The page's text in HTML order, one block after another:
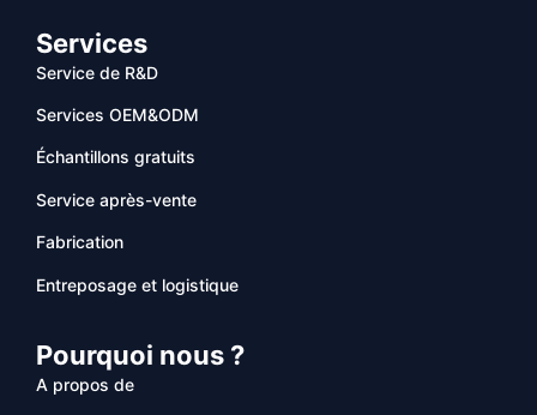
Services
Service de R&D
Services OEM&ODM
Échantillons gratuits
Service après-vente
Fabrication
Entreposage et logistique
Pourquoi nous ?
A propos de